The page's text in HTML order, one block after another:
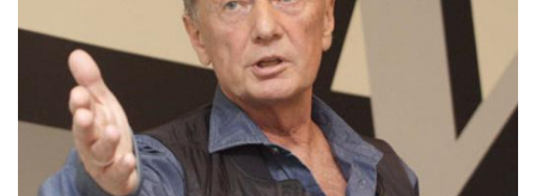
Світ
Цікаво
Наука
Технології